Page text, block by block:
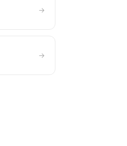
→
→